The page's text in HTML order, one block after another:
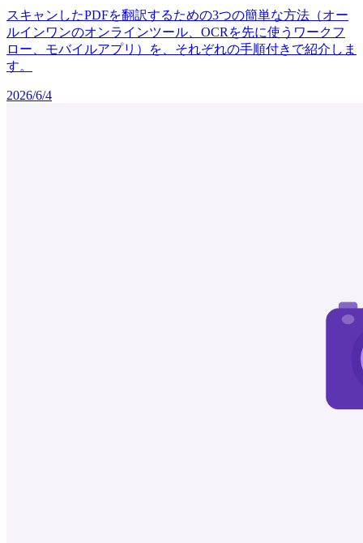
スキャンしたPDFを翻訳するための3つの簡単な方法（オー
ルインワンのオンラインツール、OCRを先に使うワークフ
ロー、モバイルアプリ）を、それぞれの手順付きで紹介しま
す。
2026/6/4